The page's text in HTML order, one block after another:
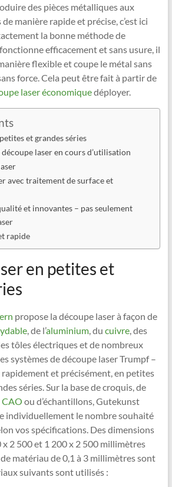
des pièces métalliques aux
manière rapide et précise, c’est ici
la bonne méthode de
efficacement et sans usure, il
flexible et coupe le métal sans
force. Cela peut être fait à partir de
laser économiquedéployer.
et grandes séries
laser en cours d’utilisation
avec traitement de surface et
et innovantes – pas seulement
rapide
en petites et
propose la découpe laser à façon de
, de l’aluminium, du cuivre, des
tôles électriques et de nombreux
systèmes de découpe laser Trumpf –
et précisément, en petites
séries. Sur la base de croquis, de
CAO ou d’échantillons, Gutekunst
individuellement le nombre souhaité
vos spécifications. Des dimensions
x 2 500 et 1 200 x 2 500 millimètres
matériau de 0,1 à 3 millimètres sont
suivants sont utilisés :